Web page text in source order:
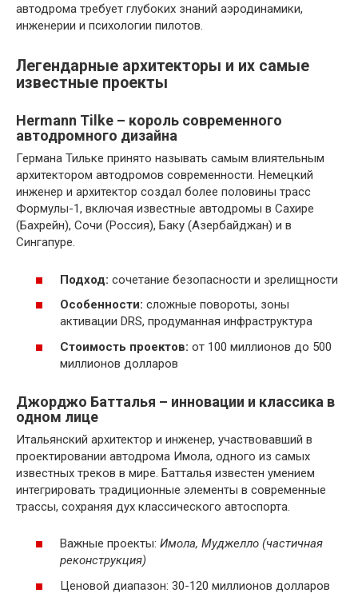
автодрома требует глубоких знаний аэродинамики,
инженерии и психологии пилотов.
Легендарные архитекторы и их самые
известные проекты
Hermann Tilke – король современного
автодромного дизайна
Германа Тильке принято называть самым влиятельным
архитектором автодромов современности. Немецкий
инженер и архитектор создал более половины трасс
Формулы-1, включая известные автодромы в Сахире
(Бахрейн), Сочи (Россия), Баку (Азербайджан) и в
Сингапуре.
Подход: сочетание безопасности и зрелищности
Особенности: сложные повороты, зоны
активации DRS, продуманная инфраструктура
Стоимость проектов: от 100 миллионов до 500
миллионов долларов
Джорджо Батталья – инновации и классика в
одном лице
Итальянский архитектор и инженер, участвовавший в
проектировании автодрома Имола, одного из самых
известных треков в мире. Батталья известен умением
интегрировать традиционные элементы в современные
трассы, сохраняя дух классического автоспорта.
Важные проекты: Имола, Муджелло (частичная
реконструкция)
Ценовой диапазон: 30-120 миллионов долларов